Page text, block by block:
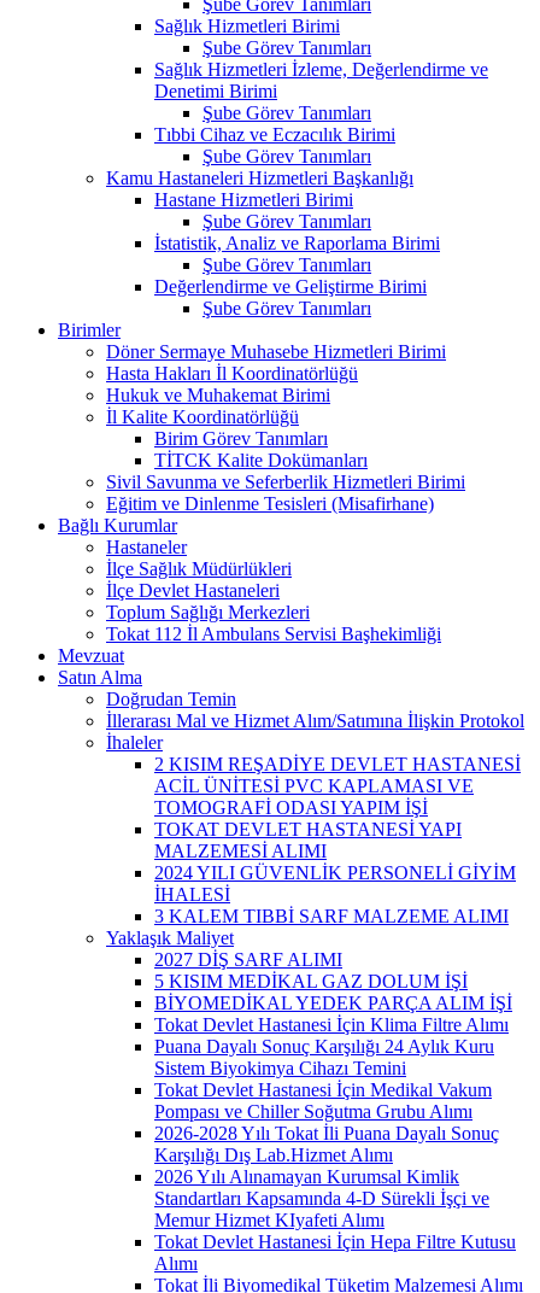
Sağlık Hizmetleri Birimi
Şube Görev Tanımları
Sağlık Hizmetleri İzleme, Değerlendirme ve
Denetimi Birimi
Şube Görev Tanımları
Tıbbi Cihaz ve Eczacılık Birimi
Şube Görev Tanımları
Kamu Hastaneleri Hizmetleri Başkanlığı
Hastane Hizmetleri Birimi
Şube Görev Tanımları
İstatistik, Analiz ve Raporlama Birimi
Şube Görev Tanımları
Değerlendirme ve Geliştirme Birimi
Şube Görev Tanımları
Birimler
Döner Sermaye Muhasebe Hizmetleri Birimi
Hasta Hakları İl Koordinatörlüğü
Hukuk ve Muhakemat Birimi
İl Kalite Koordinatörlüğü
Birim Görev Tanımları
TİTCK Kalite Dokümanları
Sivil Savunma ve Seferberlik Hizmetleri Birimi
Eğitim ve Dinlenme Tesisleri (Misafirhane)
Bağlı Kurumlar
Hastaneler
İlçe Sağlık Müdürlükleri
İlçe Devlet Hastaneleri
Toplum Sağlığı Merkezleri
Tokat 112 İl Ambulans Servisi Başhekimliği
Mevzuat
Satın Alma
Doğrudan Temin
İllerarası Mal ve Hizmet Alım/Satımına İlişkin Protokol
İhaleler
2 KISIM REŞADİYE DEVLET HASTANESİ
ACİL ÜNİTESİ PVC KAPLAMASI VE
TOMOGRAFİ ODASI YAPIM İŞİ
TOKAT DEVLET HASTANESİ YAPI
MALZEMESİ ALIMI
2024 YILI GÜVENLİK PERSONELİ GİYİM
İHALESİ
3 KALEM TIBBİ SARF MALZEME ALIMI
Yaklaşık Maliyet
2027 DİŞ SARF ALIMI
5 KISIM MEDİKAL GAZ DOLUM İŞİ
BİYOMEDİKAL YEDEK PARÇA ALIM İŞİ
Tokat Devlet Hastanesi İçin Klima Filtre Alımı
Puana Dayalı Sonuç Karşılığı 24 Aylık Kuru
Sistem Biyokimya Cihazı Temini
Tokat Devlet Hastanesi İçin Medikal Vakum
Pompası ve Chiller Soğutma Grubu Alımı
2026-2028 Yılı Tokat İli Puana Dayalı Sonuç
Karşılığı Dış Lab.Hizmet Alımı
2026 Yılı Alınamayan Kurumsal Kimlik
Standartları Kapsamında 4-D Sürekli İşçi ve
Memur Hizmet KIyafeti Alımı
Tokat Devlet Hastanesi İçin Hepa Filtre Kutusu
Alımı
Tokat İli Biyomedikal Tüketim Malzemesi Alımı